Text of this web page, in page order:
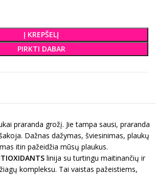
Į KREPŠELĮ
PIRKTI DABAR
praranda grožį. Jie tampa sausi, praranda
Dažnas dažymas, šviesinimas, plaukų
itin pažeidžia mūsų plaukus.
linija su turtingu maitinančių ir
kompleksu. Tai vaistas pažeistiems,